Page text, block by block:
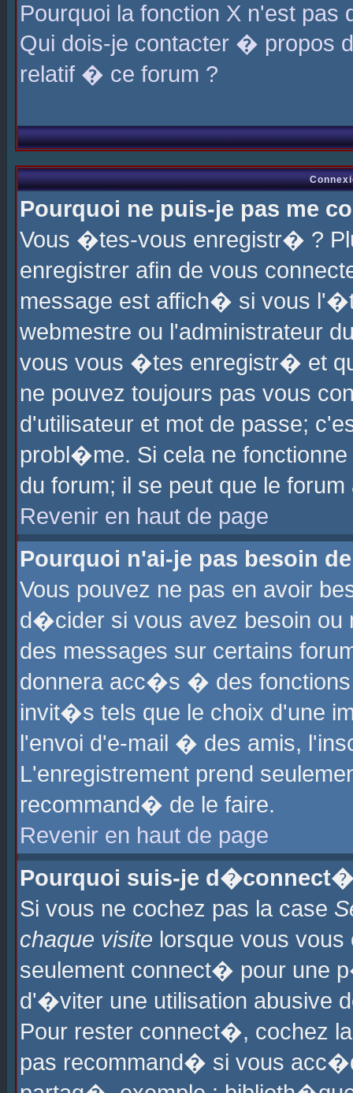
Pourquoi la fonction X n'est pas
Qui dois-je contacter � propos
relatif � ce forum ?
Pourquoi ne puis-je pas me
Vous �tes-vous enregistr� ?
enregistrer afin de vous
message est affich� si vous
webmestre ou l'administrateur
vous vous �tes enregistr� et
ne pouvez toujours pas vous
d'utilisateur et mot de passe;
probl�me. Si cela ne
du forum; il se peut que le
Revenir en haut de page
Pourquoi n'ai-je pas besoin
Vous pouvez ne pas en avoir
d�cider si vous avez besoin ou
des messages sur certains
donnera acc�s � des fonctions
invit�s tels que le choix d'une
l'envoi d'e-mail � des amis,
L'enregistrement prend
recommand� de le faire.
Revenir en haut de page
Pourquoi suis-je
Si vous ne cochez pas la case
chaque visite lorsque vous
seulement connect� pour une
d'�viter une utilisation abusive
Pour rester connect�, cochez
pas recommand� si vous